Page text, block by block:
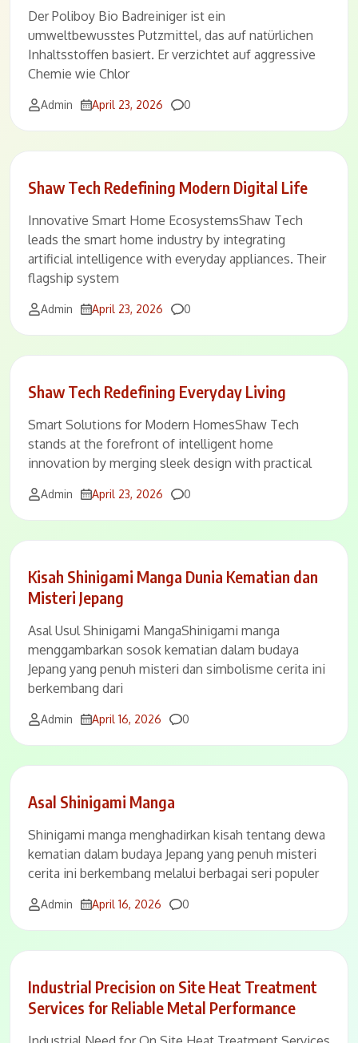
Der Poliboy Bio Badreiniger ist ein
umweltbewusstes Putzmittel, das auf natürlichen
Inhaltsstoffen basiert. Er verzichtet auf aggressive
Chemie wie Chlor
Admin April 23, 2026 Comments
0
Shaw Tech Redefining Modern Digital Life
Innovative Smart Home EcosystemsShaw Tech
leads the smart home industry by integrating
artificial intelligence with everyday appliances. Their
flagship system
Admin April 23, 2026 Comments
0
Shaw Tech Redefining Everyday Living
Smart Solutions for Modern HomesShaw Tech
stands at the forefront of intelligent home
innovation by merging sleek design with practical
Admin April 23, 2026 Comments
0
Kisah Shinigami Manga Dunia Kematian dan
Misteri Jepang
Asal Usul Shinigami MangaShinigami manga
menggambarkan sosok kematian dalam budaya
Jepang yang penuh misteri dan simbolisme cerita ini
berkembang dari
Admin April 16, 2026 Comments
0
Asal Shinigami Manga
Shinigami manga menghadirkan kisah tentang dewa
kematian dalam budaya Jepang yang penuh misteri
cerita ini berkembang melalui berbagai seri populer
Admin April 16, 2026 Comments
0
Industrial Precision on Site Heat Treatment
Services for Reliable Metal Performance